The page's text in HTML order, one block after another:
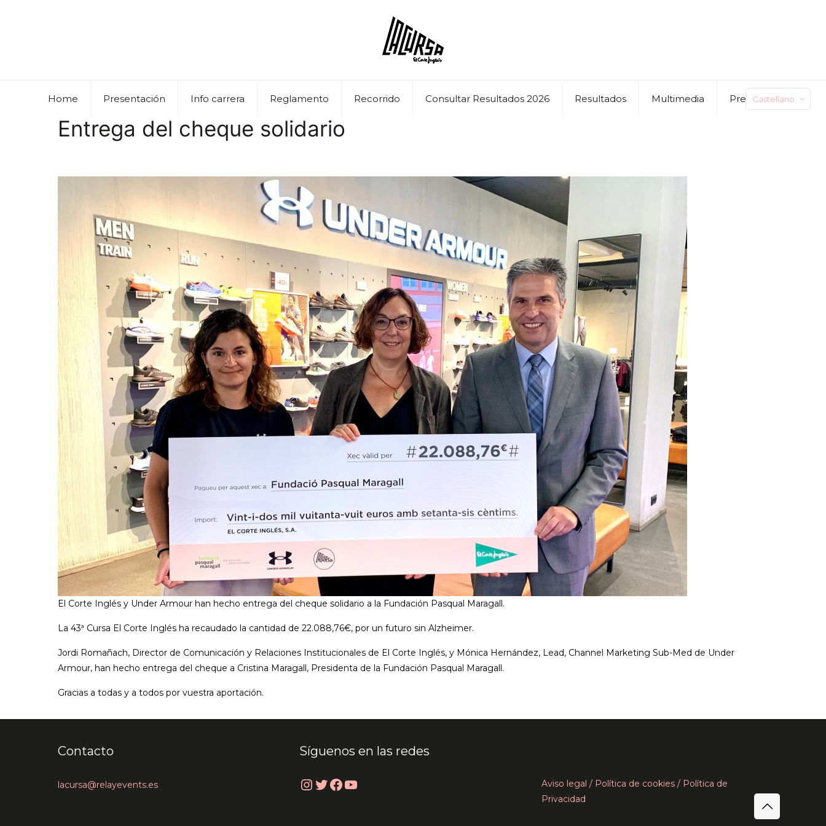
Home Presentación Info carrera Reglamento Recorrido Consultar Resultados 2026 Resultados Multimedia Preguntas
Castellano
Entrega del cheque solidario
El Corte Inglés y Under Armour han hecho entrega del cheque solidario a la Fundación Pasqual Maragall.
La 43ª Cursa El Corte Inglés ha recaudado la cantidad de 22.088,76€, por un futuro sin Alzheimer.
Jordi Romañach, Director de Comunicación y Relaciones Institucionales de El Corte Inglés, y Mónica Hernández, Lead, Channel Marketing Sub-Med de Under
Armour, han hecho entrega del cheque a Cristina Maragall, Presidenta de la Fundación Pasqual Maragall.
Gracias a todas y a todos por vuestra aportación.
Contacto
lacursa@relayevents.es
Síguenos en las redes
Instagram
Twitter
Facebook
YouTube Aviso legal /Política de cookies / Política de
Privacidad